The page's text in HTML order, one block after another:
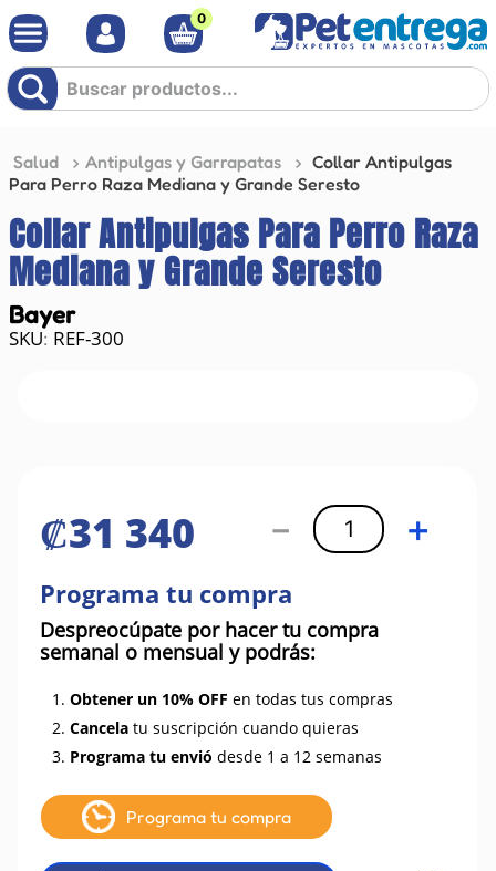
0
Buscar productos...
Salud Antipulgas y Garrapatas
Collar Antipulgas
Para Perro Raza Mediana y Grande Seresto
Collar Antipulgas Para Perro Raza
Mediana y Grande Seresto
Bayer
: REF-300
₡31 340 ＋
－
Programa tu compra
Despreocúpate por hacer tu compra
semanal o mensual y podrás:
1. Obtener un 10% OFF en todas tus compras
2. Cancela tu suscripción cuando quieras
3. Programa tu envió desde 1 a 12 semanas
Programa tu compra